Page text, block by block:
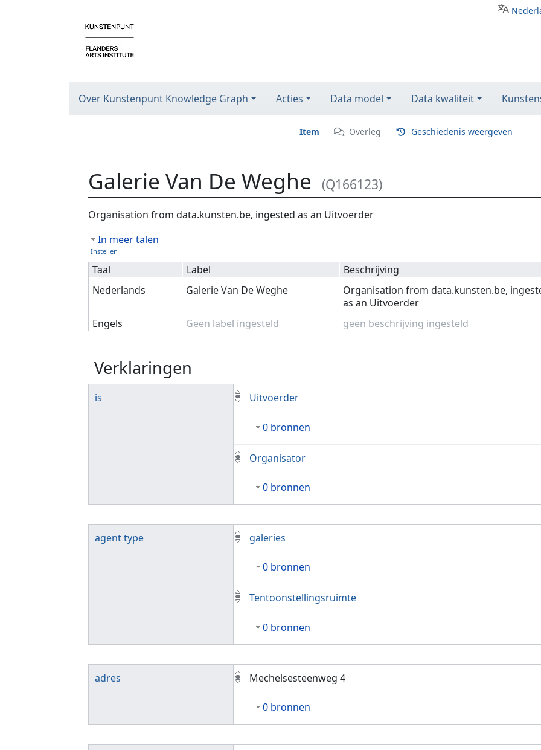
Over Kunstenpunt Knowledge Graph Acties Data model Data kwaliteit
Item Overleg Geschiedenis weergeven
Galerie Van De Weghe (Q166123)
Ga naar:navigatie,zoeken
Organisation from data.kunsten.be, ingested as an Uitvoerder
In meer talen
Instellen
Taal Label
Beschrijving
Nederlands
Galerie Van De Weghe
Organisation from data.kunsten.be,
as an Uitvoerder
Engels
Geen label ingesteld geen beschrijving ingesteld
Verklaringen
is Uitvoerder
0 bronnen
Organisator
0 bronnen
agent type galeries
0 bronnen
Tentoonstellingsruimte
0 bronnen
adres Mechelsesteenweg 4
0 bronnen